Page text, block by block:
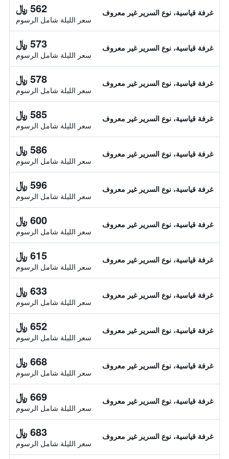
غرفة قياسية، نوع السرير غير معروف 562 ﷼
سعر الليلة شامل الرسوم
غرفة قياسية، نوع السرير غير معروف 573 ﷼
سعر الليلة شامل الرسوم
غرفة قياسية، نوع السرير غير معروف 578 ﷼
سعر الليلة شامل الرسوم
غرفة قياسية، نوع السرير غير معروف 585 ﷼
سعر الليلة شامل الرسوم
غرفة قياسية، نوع السرير غير معروف 586 ﷼
سعر الليلة شامل الرسوم
غرفة قياسية، نوع السرير غير معروف 596 ﷼
سعر الليلة شامل الرسوم
غرفة قياسية، نوع السرير غير معروف 600 ﷼
سعر الليلة شامل الرسوم
غرفة قياسية، نوع السرير غير معروف 615 ﷼
سعر الليلة شامل الرسوم
غرفة قياسية، نوع السرير غير معروف 633 ﷼
سعر الليلة شامل الرسوم
غرفة قياسية، نوع السرير غير معروف 652 ﷼
سعر الليلة شامل الرسوم
غرفة قياسية، نوع السرير غير معروف 668 ﷼
سعر الليلة شامل الرسوم
غرفة قياسية، نوع السرير غير معروف 669 ﷼
سعر الليلة شامل الرسوم
غرفة قياسية، نوع السرير غير معروف 683 ﷼
سعر الليلة شامل الرسوم